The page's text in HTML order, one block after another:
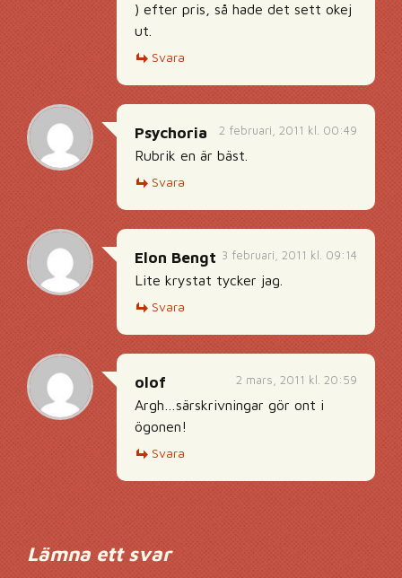
) efter pris, så hade det sett okej
ut.
Svara
2 februari, 2011 kl. 00:49
Psychoria
Rubrik en är bäst.
Svara
3 februari, 2011 kl. 09:14
Elon Bengt
Lite krystat tycker jag.
Svara
2 mars, 2011 kl. 20:59
olof
Argh…särskrivningar gör ont i
ögonen!
Svara
Lämna ett svar